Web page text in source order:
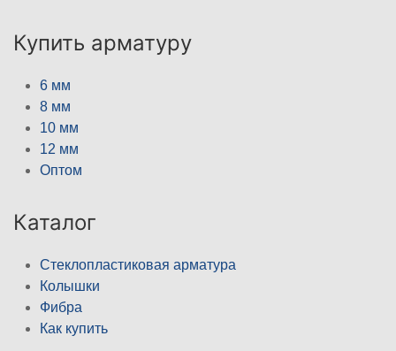
Купить арматуру
6 мм
8 мм
10 мм
12 мм
Оптом
Каталог
Стеклопластиковая арматура
Колышки
Фибра
Как купить